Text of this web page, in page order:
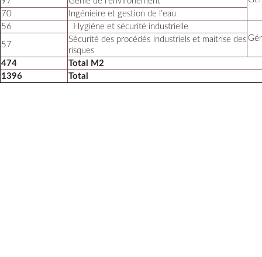
70
Ingénieire et gestion de l’eau
56
Hygiéne et sécurité industrielle
57
Sécurité des procédés industriels et maitrise des
risques
474
Total M2
1396
Total